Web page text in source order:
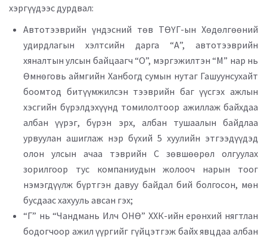
хэргүүдээс дурдвал:
Автотээврийн үндэсний төв ТӨҮГ-ын Хөдөлгөөний
удирдлагын хэлтсийн дарга “А”, автотээврийн
хяналтын улсын байцаагч “О”, мэргэжилтэн “М” нар нь
Өмнөговь аймгийн Ханбогд сумын нутаг Гашуунсухайт
боомтод битүүмжилсэн тээврийн баг үүсгэх ажлын
хэсгийн бүрэлдэхүүнд томилолтоор ажиллаж байхдаа
албан үүрэг, бүрэн эрх, албан тушаалын байдлаа
урвуулан ашиглаж нэр бүхий 5 хуулийн этгээдүүдэд
олон улсын ачаа тэврийн С зөвшөөрөл олгуулах
зорилгоор тус компаниудын жолооч нарын тоог
нэмэгдүүлж бүртгэн давуу байдал бий болгосон, мөн
бусдаас хахууль авсан гэх;
“Г” нь “Чандмань Илч ОНӨ” ХХК-ийн ерөнхий нягтлан
бодогчоор ажил үүргийг гүйцэтгэж байх явцдаа албан